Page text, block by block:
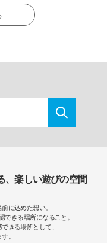
、楽しい遊びの空間
に込めた想い。
できる場所になること。
きる場所として、
。